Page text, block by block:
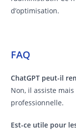
d’optimisation.
FAQ
ChatGPT peut-il
Non, il assiste
professionnelle.
Est-ce utile pour